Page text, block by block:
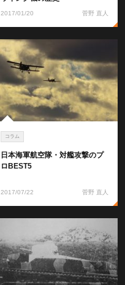
2017/01/20 菅野 直人
コラム
日本海軍航空隊・対艦攻撃のプ
ロBEST5
2017/07/22 菅野 直人